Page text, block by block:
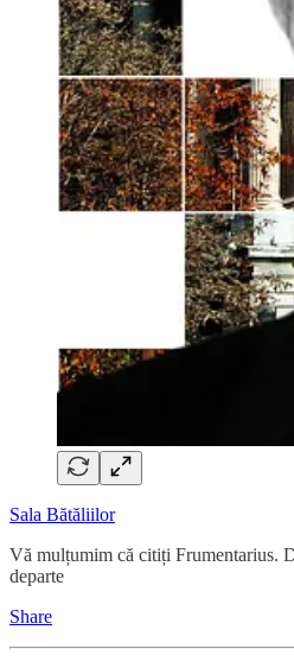
Sala Bătăliilor
Vă mulțumim că citiți Frumentarius.
departe
Share